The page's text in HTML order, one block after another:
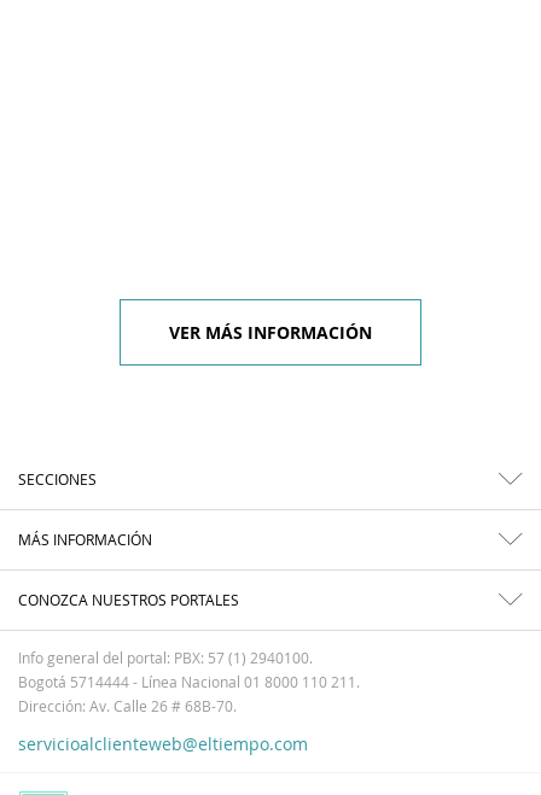
VER MÁS INFORMACIÓN
SECCIONES
MÁS INFORMACIÓN
CONOZCA NUESTROS PORTALES
Info general del portal: PBX: 57 (1) 2940100.
Bogotá 5714444 - Línea Nacional 01 8000 110 211.
Dirección: Av. Calle 26 # 68B-70.
servicioalclienteweb@eltiempo.com